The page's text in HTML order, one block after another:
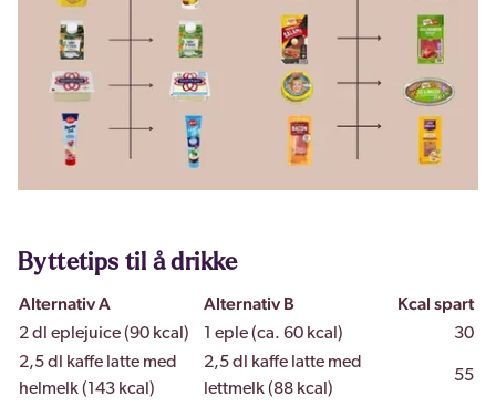
Byttetips til å drikke
Alternativ A Alternativ B Kcal spart
2 dl eplejuice (90 kcal) 1 eple (ca. 60 kcal)
30
2,5 dl kaffe latte med
helmelk (143 kcal)
2,5 dl kaffe latte med
lettmelk (88 kcal)
55